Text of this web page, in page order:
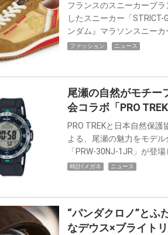
フランスのスニーカーブラ
したスニーカー「STRICT-
ンダム』マラソンスニーカ
ファッション ニュース
尾瀬の自然がモチー
会コラボ「PRO TREK
PRO TREKと日本自然保
よる、尾瀬の魅力をモデ
「PRW-30NJ-1JR」が登場
時計/メガネ ニュース
“パンダクロノ”とふ
なデウス×ブライト